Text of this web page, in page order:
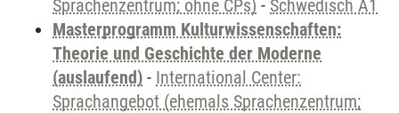
Sprachenzentrum; ohne CPs) - Schwedisch A1
Masterprogramm Kulturwissenschaften:
Theorie und Geschichte der Moderne
(auslaufend) - International Center:
Sprachangebot (ehemals Sprachenzentrum;